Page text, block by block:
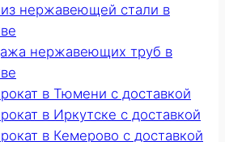
из нержавеющей стали в
нержавеющих труб в
в Тюмени с доставкой
в Иркутске с доставкой
в Кемерово с доставкой